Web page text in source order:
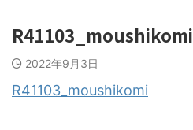
R41103_moushikomi
2022年9月3日
R41103_moushikomi